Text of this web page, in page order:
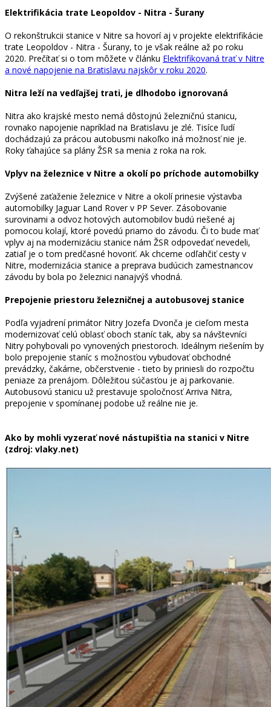
Elektrifikácia trate Leopoldov - Nitra - Šurany
O rekonštrukcii stanice v Nitre sa hovorí aj v projekte elektrifikácie
trate Leopoldov - Nitra - Šurany, to je však reálne až po roku
2020. Prečítať si o tom môžete v článku Elektrifikovaná trať v Nitre
a nové napojenie na Bratislavu najskôr v roku 2020.
Nitra leží na vedľajšej trati, je dlhodobo ignorovaná
Nitra ako krajské mesto nemá dôstojnú železničnú stanicu,
rovnako napojenie napríklad na Bratislavu je zlé. Tisíce ľudí
dochádzajú za prácou autobusmi nakoľko iná možnosť nie je.
Roky ťahajúce sa plány ŽSR sa menia z roka na rok.
Vplyv na železnice v Nitre a okolí po príchode automobilky
Zvýšené zaťaženie železnice v Nitre a okolí prinesie výstavba
automobilky Jaguar Land Rover v PP Sever. Zásobovanie
surovinami a odvoz hotových automobilov budú riešené aj
pomocou kolají, ktoré povedú priamo do závodu. Či to bude mať
vplyv aj na modernizáciu stanice nám ŽSR odpovedať nevedeli,
zatiaľ je o tom predčasné hovoriť. Ak chceme odľahčiť cesty v
Nitre, modernizácia stanice a preprava budúcich zamestnancov
závodu by bola po železnici nanajvýš vhodná.
Prepojenie priestoru železničnej a autobusovej stanice
Podľa vyjadrení primátor Nitry Jozefa Dvonča je cieľom mesta
modernizovať celú oblasť oboch staníc tak, aby sa návštevníci
Nitry pohybovali po vynovených priestoroch. Ideálnym riešením by
bolo prepojenie staníc s možnosťou vybudovať obchodné
prevádzky, čakárne, občerstvenie - tieto by priniesli do rozpočtu
peniaze za prenájom. Dôležitou súčasťou je aj parkovanie.
Autobusovú stanicu už prestavuje spoločnosť Arriva Nitra,
prepojenie v spomínanej podobe už reálne nie je.
Ako by mohli vyzerať nové nástupištia na stanici v Nitre
(zdroj: vlaky.net)